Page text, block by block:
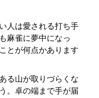
人は愛される打ち手
麻雀に夢中になっ
とが何点かあります
る山が取りづらくな
。卓の端まで手が届